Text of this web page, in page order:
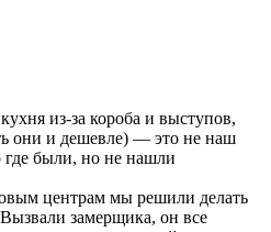
из-за короба и выступов,
они и дешевле) — это не наш
были, но не нашли
центрам мы решили делать
замерщика, он все